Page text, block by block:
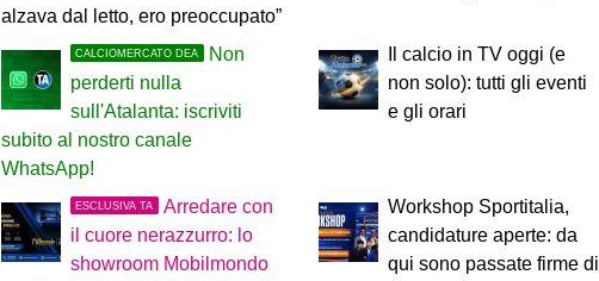
alzava dal letto, ero preoccupato”
CALCIOMERCATO DEA
Non
perderti nulla
sull'Atalanta: iscriviti
subito al nostro canale
WhatsApp!
Il calcio in TV oggi (e
non solo): tutti gli eventi
e gli orari
ESCLUSIVA TA
Arredare con
il cuore nerazzurro: lo
showroom Mobilmondo
Workshop Sportitalia,
candidature aperte: da
qui sono passate firme di